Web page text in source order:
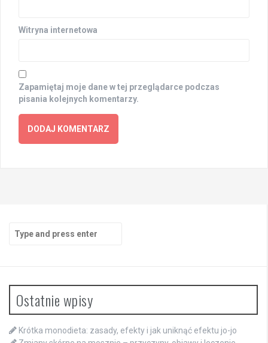
Witryna internetowa
Zapamiętaj moje dane w tej przeglądarce podczas
pisania kolejnych komentarzy.
for:
Ostatnie wpisy
Krótka monodieta: zasady, efekty i jak uniknąć efektu jo-jo